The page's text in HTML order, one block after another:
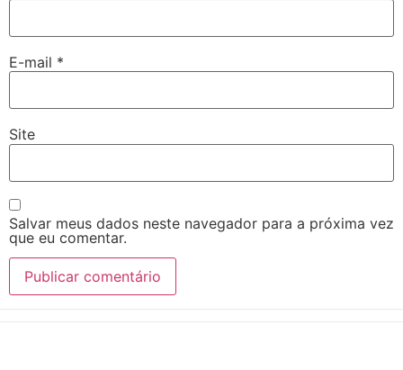
E-mail *
Site
Salvar meus dados neste navegador para a próxima vez
que eu comentar.